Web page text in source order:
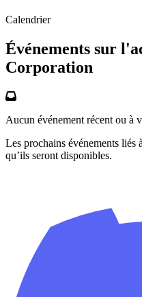
Calendrier
Événements sur
Corporation
Aucun événement récent ou à
Les prochains événements liés
qu’ils seront disponibles.